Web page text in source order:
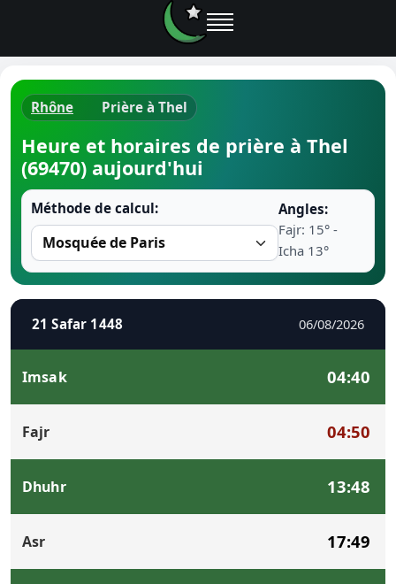
Horaires
Ramadan
Comment
Rhône Prière à Thel
Heure et horaires de prière à Thel
(69470) aujourd'hui
Méthode de calcul:
Angles:
Fajr: 15° -
Icha 13°
21 Safar 1448 06/08/2026
Imsak 04:40
Fajr 04:50
Dhuhr 13:48
Asr 17:49